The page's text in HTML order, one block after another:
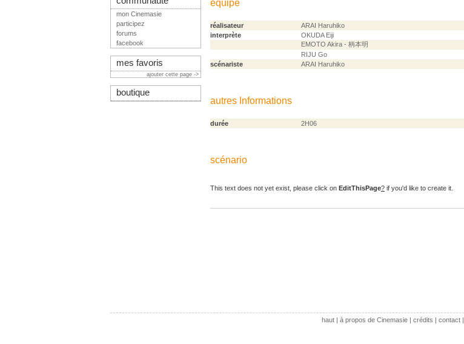
équipe
réalisateur
ARAI Haruhiko
interprète
OKUDA Eiji
EMOTO Akira - 柄本明
RIJU Go
scénariste
ARAI Haruhiko
autres Informations
durée 2H06
scénario
This text does not yet exist, please click on EditThisPage? if you'd like to create it.
mon Cinemasie
participez
forums
facebook
mes favoris
ajouter cette page ->
boutique
haut| à propos de Cinemasie| crédits | contact|